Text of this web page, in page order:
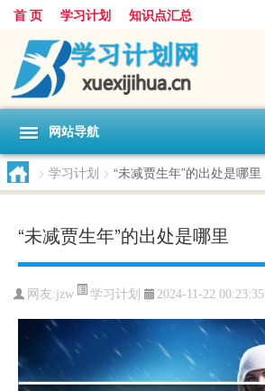
首 页 学习计划 知识点汇总
网站导航
> 学习计划 > “未减贾生年”的出处是哪里
“未减贾生年”的出处是哪里
网友:jzw 学习计划 2024-11-22 00:23:35